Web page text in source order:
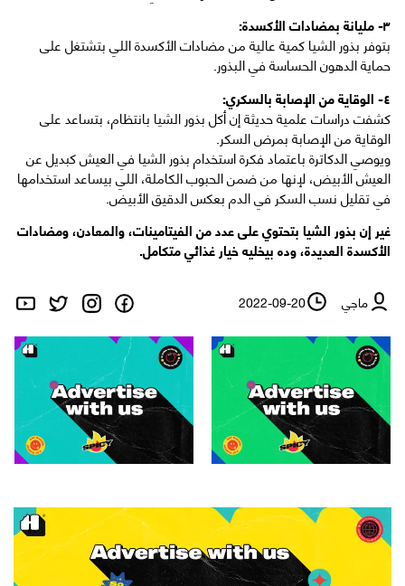
٣- مليانة بمضادات الأكسدة:
بتوفر بذور الشيا كمية عالية من مضادات الأكسدة اللي بتشتغل على
حماية الدهون الحساسة في البذور.
٤- الوقاية من الإصابة بالسكري:
كشفت دراسات علمية حديثة إن أكل بذور الشيا بانتظام، بتساعد على
الوقاية من الإصابة بمرض السكر.
ويوصي الدكاترة باعتماد فكرة استخدام بذور الشيا في العيش كبديل عن
العيش الأبيض، لإنها من ضمن الحبوب الكاملة، اللي بيساعد استخدامها
في تقليل نسب السكر في الدم بعكس الدقيق الأبيض.
غير إن بذور الشيا بتحتوي على عدد من الفيتامينات، والمعادن، ومضادات
الأكسدة العديدة، وده بيخليه خيار غذائي متكامل.
ماجي 2022-09-20